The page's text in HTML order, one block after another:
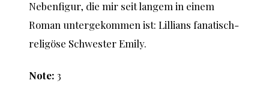
Nebenfigur, die mir seit langem in einem
Roman untergekommen ist: Lillians fanatisch-
religöse Schwester Emily.
Note: 3